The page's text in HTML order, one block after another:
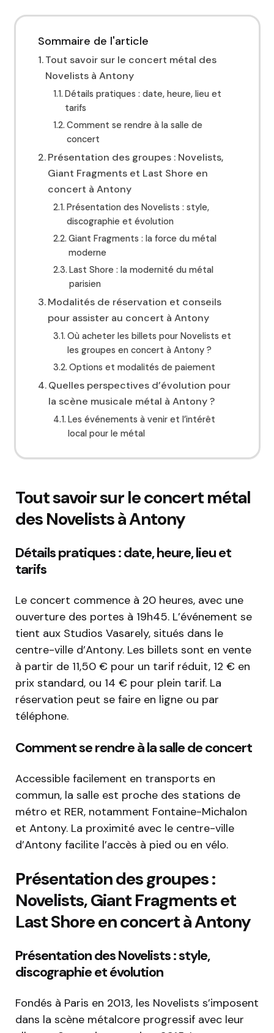
Sommaire de l'article
Tout savoir sur le concert métal des
Novelists à Antony
Détails pratiques : date, heure, lieu et
tarifs
Comment se rendre à la salle de
concert
Présentation des groupes : Novelists,
Giant Fragments et Last Shore en
concert à Antony
Présentation des Novelists : style,
discographie et évolution
Giant Fragments : la force du métal
moderne
Last Shore : la modernité du métal
parisien
Modalités de réservation et conseils
pour assister au concert à Antony
Où acheter les billets pour Novelists et
les groupes en concert à Antony ?
Options et modalités de paiement
Quelles perspectives d’évolution pour
la scène musicale métal à Antony ?
Les événements à venir et l’intérêt
local pour le métal
Tout savoir sur le concert métal
des Novelists à Antony
Détails pratiques : date, heure, lieu et
tarifs
Le concert commence à 20 heures, avec une
ouverture des portes à 19h45. L’événement se
tient aux Studios Vasarely, situés dans le
centre-ville d’Antony. Les billets sont en vente
à partir de 11,50 € pour un tarif réduit, 12 € en
prix standard, ou 14 € pour plein tarif. La
réservation peut se faire en ligne ou par
téléphone.
Comment se rendre à la salle de concert
Accessible facilement en transports en
commun, la salle est proche des stations de
métro et RER, notamment Fontaine-Michalon
et Antony. La proximité avec le centre-ville
d’Antony facilite l’accès à pied ou en vélo.
Présentation des groupes :
Novelists, Giant Fragments et
Last Shore en concert à Antony
Présentation des Novelists : style,
discographie et évolution
Fondés à Paris en 2013, les Novelists s’imposent
dans la scène métalcore progressif avec leur